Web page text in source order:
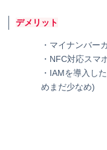
デメリット
・マイナンバー
・NFC対応スマ
・IAMを導入し
めまだ少なめ)